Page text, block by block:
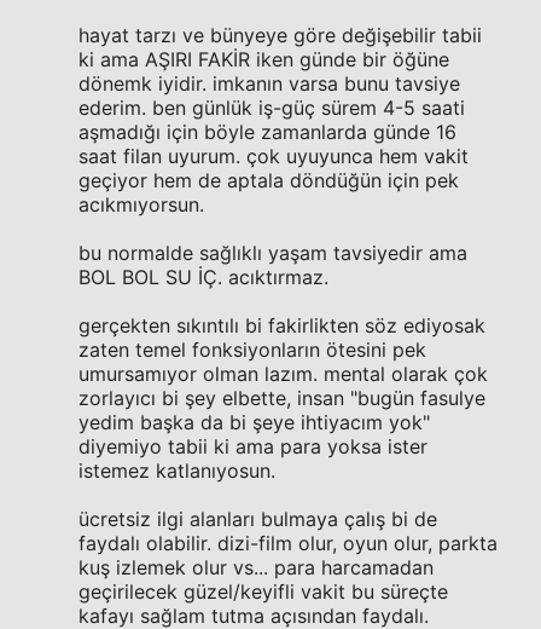
hayat tarzı ve bünyeye göre değişebilir tabii
ki ama AŞIRI FAKİR iken günde bir öğüne
dönemk iyidir. imkanın varsa bunu tavsiye
ederim. ben günlük iş-güç sürem 4-5 saati
aşmadığı için böyle zamanlarda günde 16
saat filan uyurum. çok uyuyunca hem vakit
geçiyor hem de aptala döndüğün için pek
acıkmıyorsun.
bu normalde sağlıklı yaşam tavsiyedir ama
BOL BOL SU İÇ. acıktırmaz.
gerçekten sıkıntılı bi fakirlikten söz ediyosak
zaten temel fonksiyonların ötesini pek
umursamıyor olman lazım. mental olarak çok
zorlayıcı bi şey elbette, insan "bugün fasulye
yedim başka da bi şeye ihtiyacım yok"
diyemiyo tabii ki ama para yoksa ister
istemez katlanıyosun.
ücretsiz ilgi alanları bulmaya çalış bi de
faydalı olabilir. dizi-film olur, oyun olur, parkta
kuş izlemek olur vs... para harcamadan
geçirilecek güzel/keyifli vakit bu süreçte
kafayı sağlam tutma açısından faydalı.